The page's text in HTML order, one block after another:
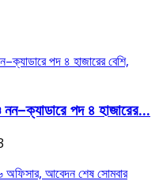
পদ ৪ হাজারের...